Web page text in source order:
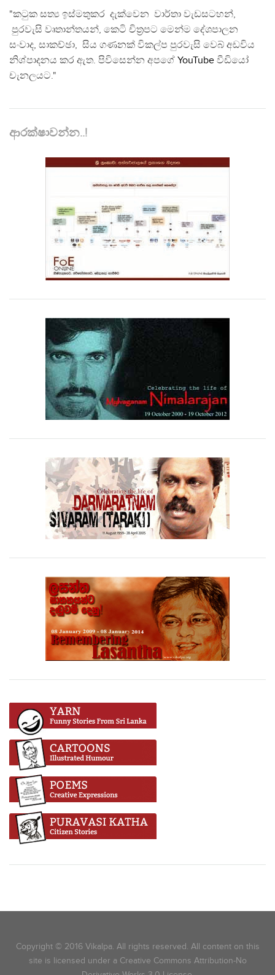
"කටුක සත්‍ය ඉස්මතුකර දැක්වෙන වාර්තා වැඩසටහන්,
පුරවැසි වෘතාන්තයන්, කෙටි චිත්‍රපට මෙන්ම දේශපාලන
සංවාද, සාකච්ඡා, සිය ගණනක් විකල්ප පුරවැසි වෙබ් අඩවිය
නිශ්පාදනය කර ඇත. පිවිසෙන්න අපගේ YouTube වීඩියෝ
චැනලයට."
ආරක්ෂාවන්න..!
Copyright © 2016 Vikalpa. All rights reserved. All content on this
site is licensed under a Creative Commons Attribution-No